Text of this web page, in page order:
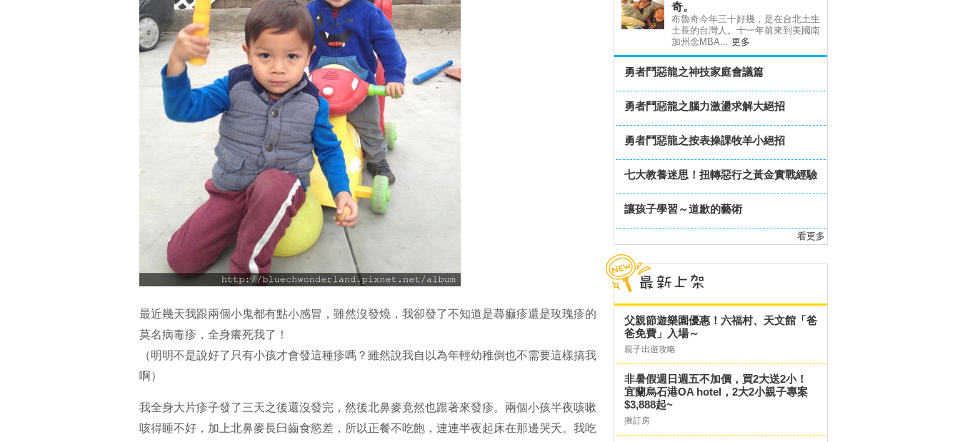
最近幾天我跟兩個小鬼都有點小感冒，雖然沒發燒，我卻發了不知道是蕁痲疹還是玫瑰疹的
莫名病毒疹，全身癢死我了！
（明明不是說好了只有小孩才會發這種疹嗎？雖然說我自以為年輕幼稚倒也不需要這樣搞我
啊）
我全身大片疹子發了三天之後還沒發完，然後北鼻麥竟然也跟著來發疹。兩個小孩半夜咳嗽
咳得睡不好，加上北鼻麥長臼齒食慾差，所以正餐不吃飽，連連半夜起床在那邊哭夭。我吃
奇。
布魯奇今年三十好幾，是在台北土生
土長的台灣人。十一年前來到美國南
加州念MBA... 更多
勇者鬥惡龍之神技家庭會議篇
勇者鬥惡龍之腦力激盪求解大絕招
勇者鬥惡龍之按表操課牧羊小絕招
七大教養迷思！扭轉惡行之黃金實戰經驗
讓孩子學習～道歉的藝術
看更多
父親節遊樂園優惠！六福村、天文館「爸
爸免費」入場～
親子出遊攻略
非暑假週日週五不加價，買2大送2小！
宜蘭烏石港OA hotel，2大2小親子專案
$3,888起~
揪訂房